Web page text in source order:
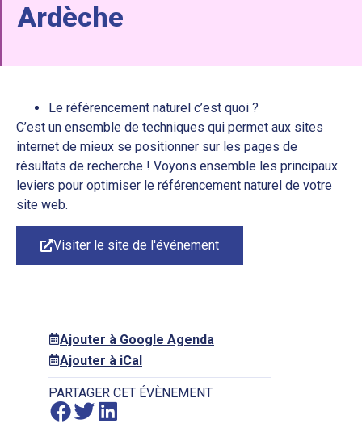
Ardèche
Le référencement naturel c’est quoi ?
C’est un ensemble de techniques qui permet aux sites
internet de mieux se positionner sur les pages de
résultats de recherche ! Voyons ensemble les principaux
leviers pour optimiser le référencement naturel de votre
site web.
Visiter le site de l'événement
Ajouter à Google Agenda
Ajouter à iCal
PARTAGER CET ÉVÈNEMENT